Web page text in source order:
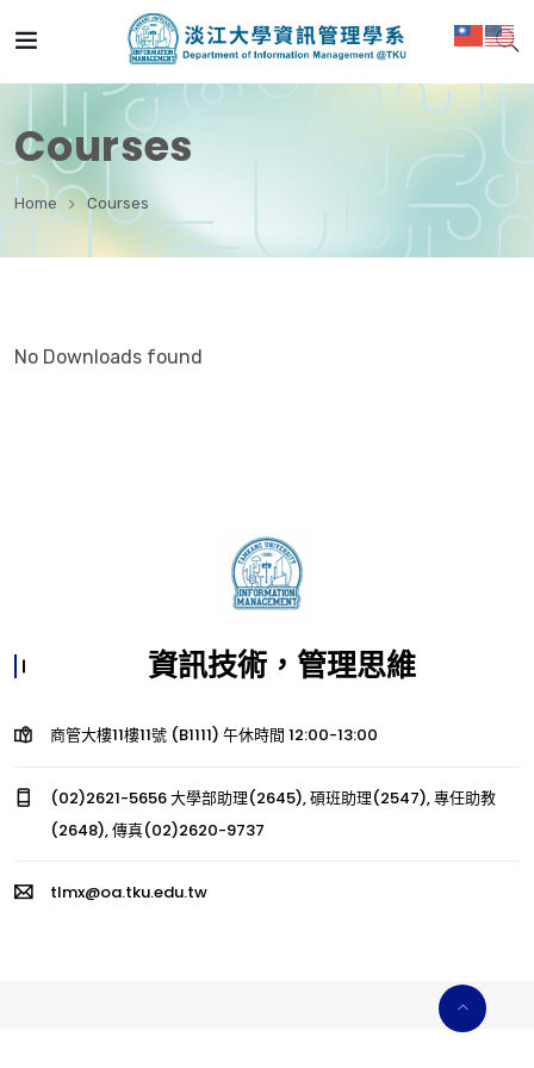
Courses
Home Courses
No Downloads found
資訊技術，管理思維
商管大樓11樓11號 (B1111) 午休時間 12:00-13:00
(02)2621-5656 大學部助理(2645), 碩班助理(2547), 專任助教
(2648), 傳真(02)2620-9737
tlmx@oa.tku.edu.tw